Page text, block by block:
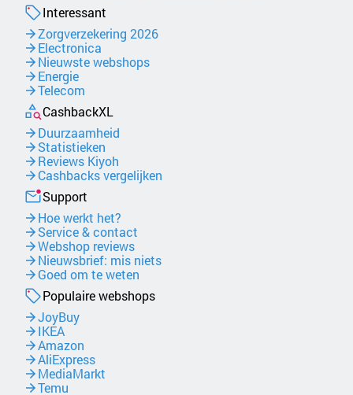
Interessant
Zorgverzekering 2026
Electronica
Nieuwste webshops
Energie
Telecom
CashbackXL
Duurzaamheid
Statistieken
Reviews Kiyoh
Cashbacks vergelijken
Support
Hoe werkt het?
Service & contact
Webshop reviews
Nieuwsbrief: mis niets
Goed om te weten
Populaire webshops
JoyBuy
IKEA
Amazon
AliExpress
MediaMarkt
Temu